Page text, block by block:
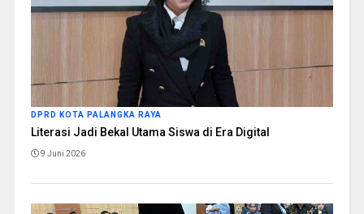
DPRD KOTA PALANGKA RAYA
Literasi Jadi Bekal Utama Siswa di Era Digital
9 Juni 2026